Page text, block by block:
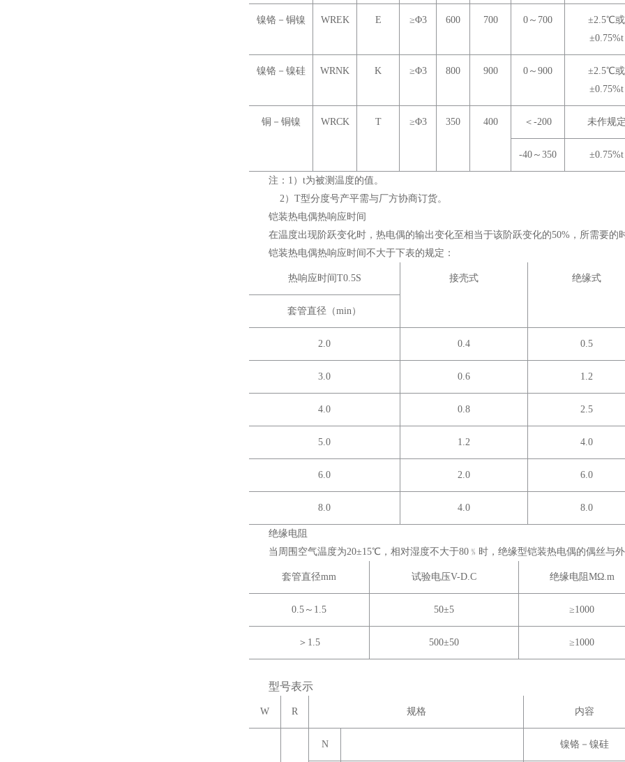
镍铬－铜镍 WREK E ≥Φ3 600 700 0～700 ±2.5℃或
±0.75%t
镍铬－镍硅 WRNK K ≥Φ3 800 900 0～900 ±2.5℃或
±0.75%t
铜－铜镍 WRCK T ≥Φ3 350 400 ＜-200 未作规
-40～350 ±0.75%t
注：1）t为被测温度的值。
2）T型分度号产平需与厂方协商订货。
铠装热电偶热响应时间
在温度出现阶跃变化时，热电偶的输出变化至相当于该阶跃变化的50%，所需要的
铠装热电偶热响应时间不大于下表的规定：
热响应时间T0.5S 接壳式 绝缘式
套管直径（min）
2.0 0.4 0.5
3.0 0.6 1.2
4.0 0.8 2.5
5.0 1.2 4.0
6.0 2.0 6.0
8.0 4.0 8.0
绝缘电阻
当周围空气温度为20±15℃ ，相对湿度不大于80﹪时，绝缘型铠装热电偶的偶丝与
套管直径mm 试验电压V-D.C 绝缘电阻MΩ.m
0.5～1.5 50±5 ≥1000
＞1.5 500±50 ≥1000
型号表示
W R 规格 内容
N 镍铬－镍硅